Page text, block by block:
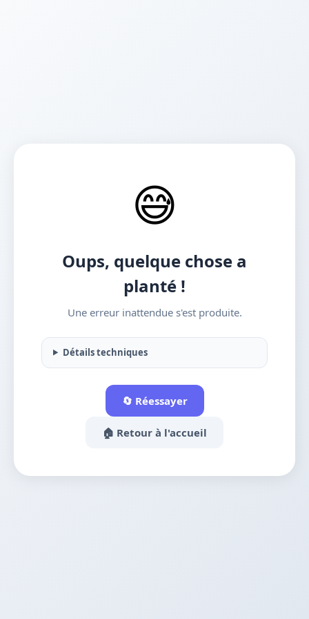
😅
Oups, quelque chose a
planté !
Une erreur inattendue s'est produite.
Détails techniques
🔄 Réessayer
🏠 Retour à l'accueil